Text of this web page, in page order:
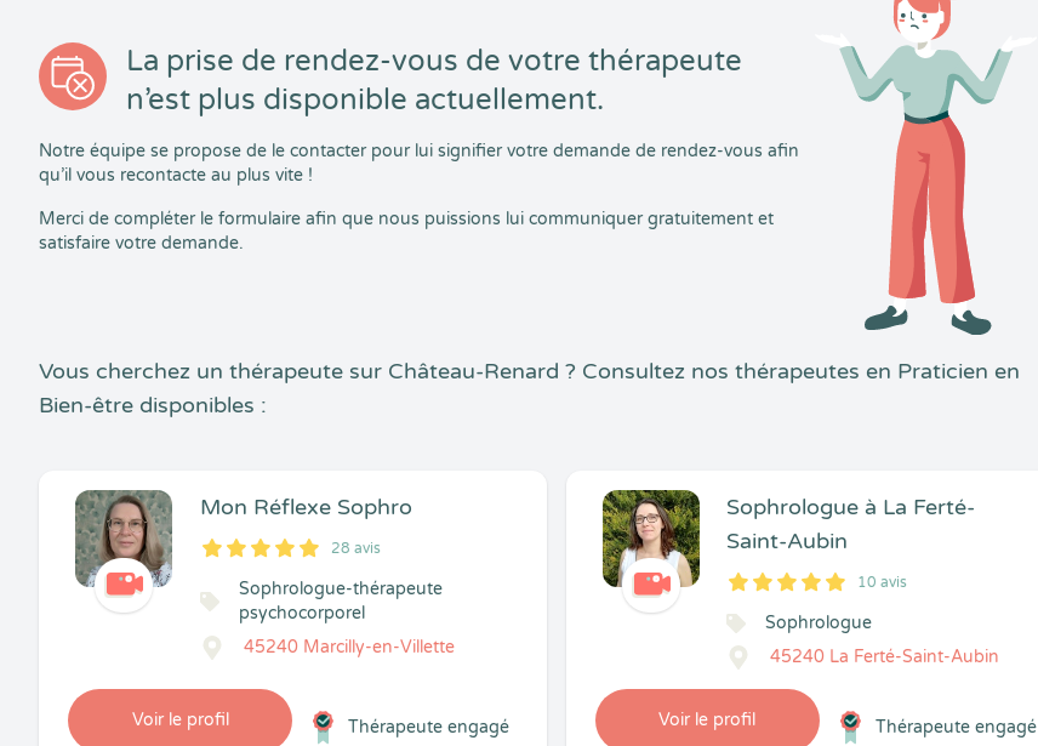
La prise de rendez-vous de votre thérapeute
n’est plus disponible actuellement.
Notre équipe se propose de le contacter pour lui signifier votre demande de rendez-vous afin
qu’il vous recontacte au plus vite !
Merci de compléter le formulaire afin que nous puissions lui communiquer gratuitement et
satisfaire votre demande.
Vous cherchez un thérapeute sur Château-Renard ? Consultez nos thérapeutes en Praticien en
Bien-être disponibles :
Mon Réflexe Sophro
5
1
5
28 28 avis
Sophrologue-thérapeute
psychocorporel
45240 Marcilly-en-Villette
Voir le profil Thérapeute engagé
Sophrologue à La Ferté-
Saint-Aubin
5
1
5
10 10 avis
Sophrologue
45240 La Ferté-Saint-Aubin
Voir le profil Thérapeute engagé